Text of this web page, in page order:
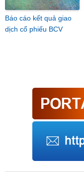
Báo cáo kết quả giao
dịch cổ phiếu BCV